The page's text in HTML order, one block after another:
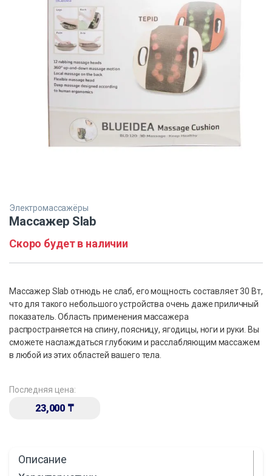
Электромассажёры
Массажер Slab
Скоро будет в наличии
Массажер Slab отнюдь не слаб, его мощность составляет 30 Вт,
что для такого небольшого устройства очень даже приличный
показатель. Область применения массажера
распространяется на спину, поясницу, ягодицы, ноги и руки. Вы
сможете наслаждаться глубоким и расслабляющим массажем
в любой из этих областей вашего тела.
Последняя цена:
23,000 ₸
Описание